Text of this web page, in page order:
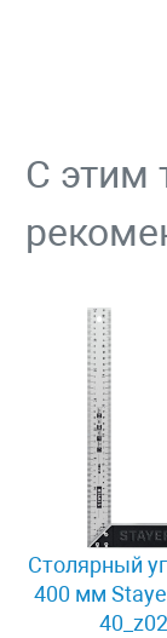
С этим
Столярный
400 мм
40_z02